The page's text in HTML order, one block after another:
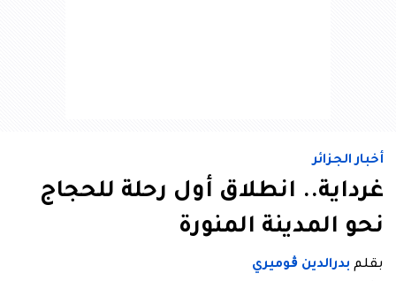
أخبار الجزائر
غرداية.. انطلاق أول رحلة للحجاج
نحو المدينة المنورة
بقلم بدرالدين ڨوميري